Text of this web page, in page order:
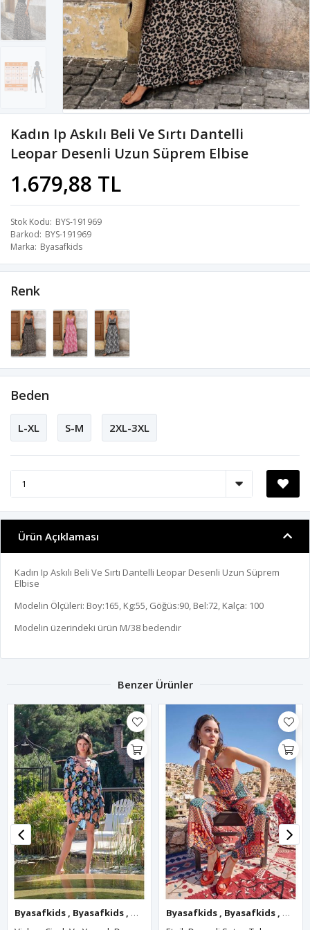
Kadın Ip Askılı Beli Ve Sırtı Dantelli
Leopar Desenli Uzun Süprem Elbise
1.679,88 TL
Stok Kodu BYS-191969
Barkod BYS-191969
Marka Byasafkids
Renk
Beden
L-XL S-M 2XL-3XL
Ürün Açıklaması
Kadın Ip Askılı Beli Ve Sırtı Dantelli Leopar Desenli Uzun Süprem
Elbise
Modelin Ölçüleri: Boy:165, Kg:55, Göğüs:90, Bel:72, Kalça: 100
Modelin üzerindeki ürün M/38 bedendir
Benzer Ürünler
,Byasafkids,Byasafkids Byasafkids, Byasafkids,
Byasafkids , Byasafkids , Byasafkids,Byasafkids,Byasafkids
Byasafkids , Byasafkids ,